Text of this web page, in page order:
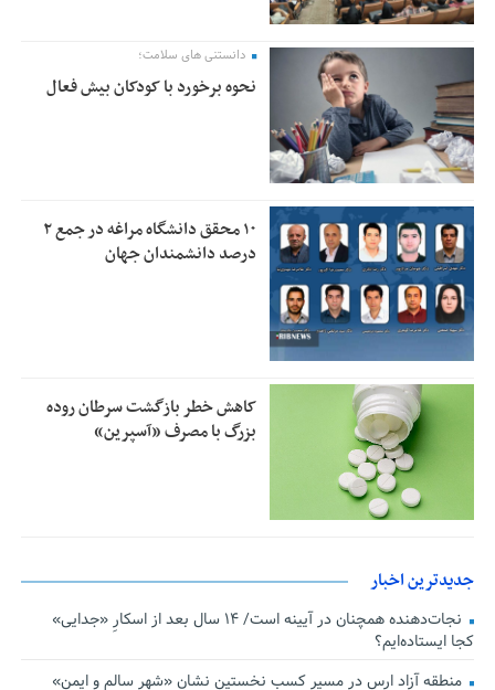
دانستنی های سلامت؛
نحوه برخورد با کودکان بیش فعال
۱۰ محقق دانشگاه مراغه در جمع ۲
درصد دانشمندان جهان
کاهش خطر بازگشت سرطان روده
بزرگ با مصرف «آسپرین»
جدیدترین اخبار
نجات‌دهنده‌ همچنان در آیینه است/ ۱۴ سال بعد از اسکارِ «جدایی»
کجا ایستاده‌ایم؟
منطقه آزاد ارس در مسیر کسب نخستین نشان «شهر سالم و ایمن»